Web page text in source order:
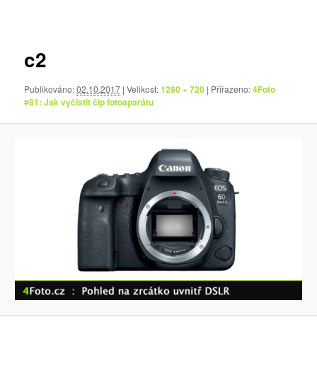
c2
Publikováno:02.10.2017 | Velikost:1280 × 720 | Přiřazeno:4Foto
#81: Jak vyčistit čip fotoaparátu